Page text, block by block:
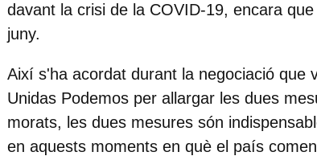
davant la crisi de la COVID-19, encara
juny.
Així s'ha acordat durant la negociació que
Unidas Podemos per allargar les dues
morats, les dues mesures són
en aquests moments en què el país